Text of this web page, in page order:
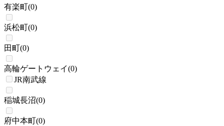
有楽町(0)
浜松町(0)
田町(0)
高輪ゲートウェイ(0)
JR南武線
稲城長沼(0)
府中本町(0)